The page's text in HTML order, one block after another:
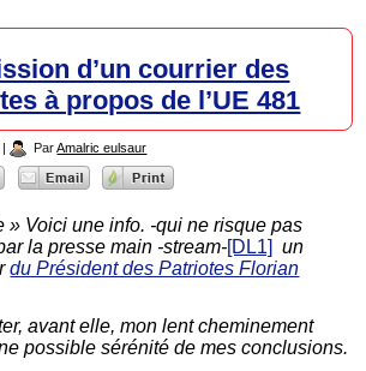
d’un courrier des
à propos de l’UE 481
| Par Amalric eulsaur
» Voici une info. -qui ne risque pas
la presse main -stream-[DL1] un
du Président des Patriotes Florian
avant elle, mon lent cheminement
possible sérénité de mes conclusions.